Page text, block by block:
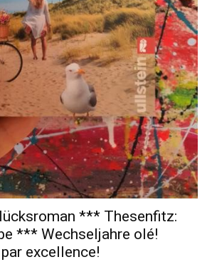
*** Thesenfitz:
*** Wechseljahre olé!
excellence!